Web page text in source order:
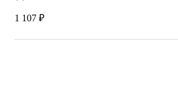
1 107 ₽